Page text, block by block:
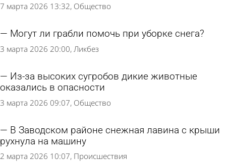
7 марта 2026 13:32 Общество
Могут ли грабли помочь при уборке снега?
3 марта 2026 20:00 Ликбез
Из-за высоких сугробов дикие животные
оказались в опасности
3 марта 2026 09:07 Общество
В Заводском районе снежная лавина с крыши
рухнула на машину
2 марта 2026 10:07 Происшествия